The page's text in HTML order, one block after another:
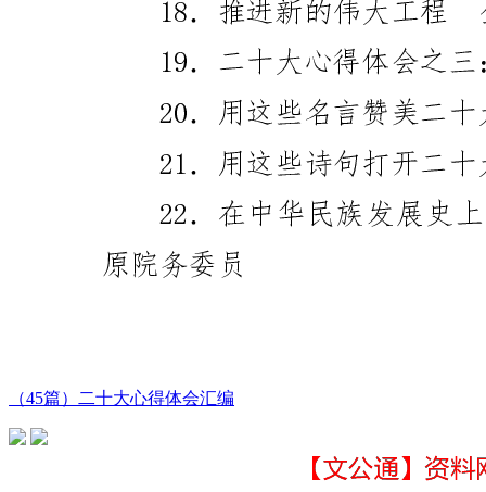
（45篇）二十大心得体会汇编